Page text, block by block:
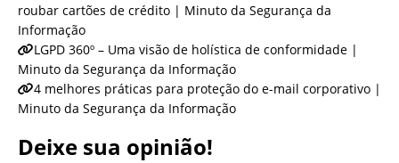
roubar cartões de crédito | Minuto da Segurança da
Informação
LGPD 360º – Uma visão de holística de conformidade |
Minuto da Segurança da Informação
4 melhores práticas para proteção do e-mail corporativo |
Minuto da Segurança da Informação
Deixe sua opinião!